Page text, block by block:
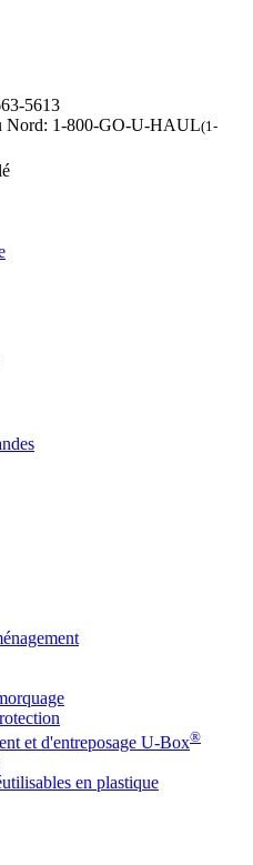
5613
Nord: 1-800-GO-U-HAUL(1-
et d'entreposage U-Box®
en plastique